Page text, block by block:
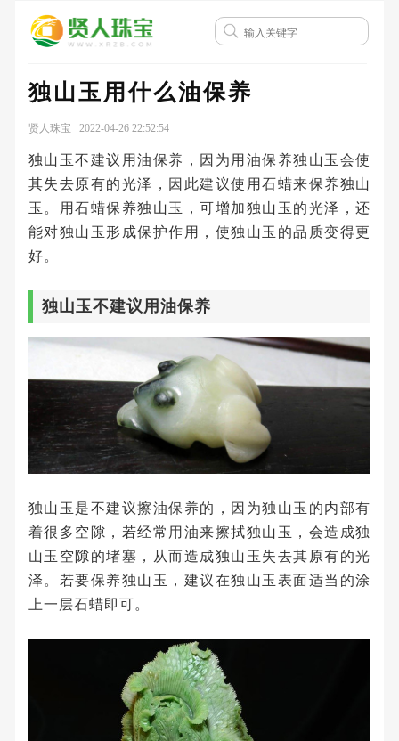
独山玉用什么油保养
贤人珠宝 2022-04-26 22:52:54
独山玉不建议用油保养，因为用油保养独山玉会使
其失去原有的光泽，因此建议使用石蜡来保养独山
玉。用石蜡保养独山玉，可增加独山玉的光泽，还
能对独山玉形成保护作用，使独山玉的品质变得更
好。
独山玉不建议用油保养
独山玉是不建议擦油保养的，因为独山玉的内部有
着很多空隙，若经常用油来擦拭独山玉，会造成独
山玉空隙的堵塞，从而造成独山玉失去其原有的光
泽。若要保养独山玉，建议在独山玉表面适当的涂
上一层石蜡即可。